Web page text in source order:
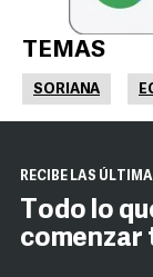
TEMAS
SORIANA
RECIBE LAS
Todo lo
comenzar